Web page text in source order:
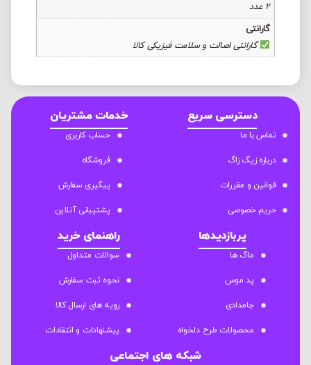
2 عدد
گارانتی
گارانتی اصالت و سلامت فیزیکی کالا
دسترسی سریع
تماس با ما
درباره زیگ زاگ
قوانین و مقررات
حریم خصوصی
خدمات مشتریان
حساب کاربری
فروشگاه
پیگیری سفارش
پشتیبانی آنلاین
پربازدیدها
ماگ ها
پد موس
جامدادی
محصولات طرح دلخواه
راهنمای خرید
سوالات متداول
نحوه ثبت سفارش
رویه های ارسال کالا
پیشنهادات و انتقادات
شبکه های اجتماعی